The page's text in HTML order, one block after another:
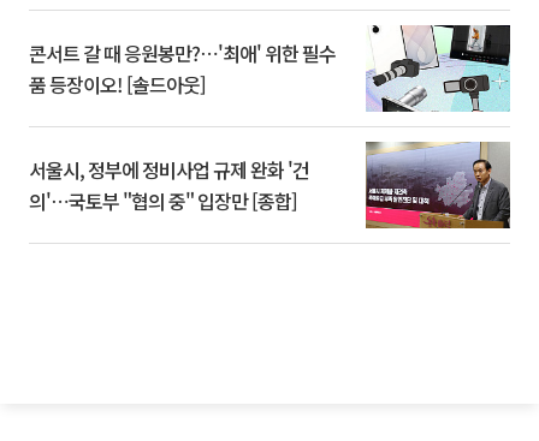
콘서트 갈 때 응원봉만?⋯'최애' 위한 필수
품 등장이오! [솔드아웃]
서울시, 정부에 정비사업 규제 완화 '건
의'⋯국토부 "협의 중" 입장만 [종합]